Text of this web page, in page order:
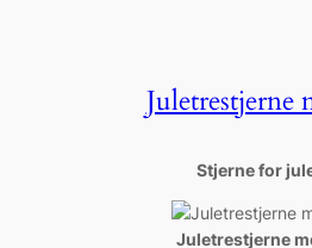
Juletrestjerne
Stjerne for
Juletrestjerne